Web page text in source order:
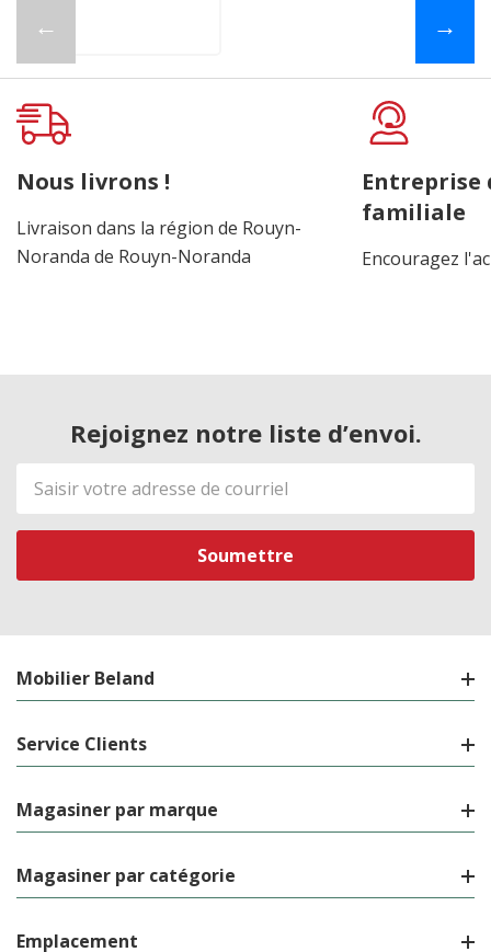
← →
Nous livrons !
Livraison dans la région de Rouyn-
Noranda de Rouyn-Noranda
Entreprise
familiale
Encouragez
Rejoignez notre liste d’envoi.
Adresse
de
courriel
Mobilier Beland
Service Clients
Magasiner par marque
Magasiner par catégorie
Emplacement